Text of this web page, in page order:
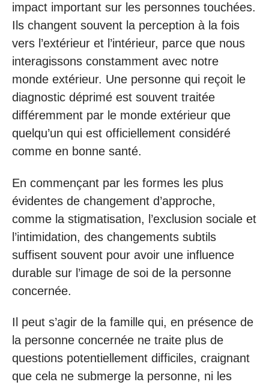
impact important sur les personnes touchées.
Ils changent souvent la perception à la fois
vers l’extérieur et l’intérieur, parce que nous
interagissons constamment avec notre
monde extérieur. Une personne qui reçoit le
diagnostic déprimé est souvent traitée
différemment par le monde extérieur que
quelqu’un qui est officiellement considéré
comme en bonne santé.
En commençant par les formes les plus
évidentes de changement d’approche,
comme la stigmatisation, l’exclusion sociale et
l’intimidation, des changements subtils
suffisent souvent pour avoir une influence
durable sur l’image de soi de la personne
concernée.
Il peut s’agir de la famille qui, en présence de
la personne concernée ne traite plus de
questions potentiellement difficiles, craignant
que cela ne submerge la personne, ni les